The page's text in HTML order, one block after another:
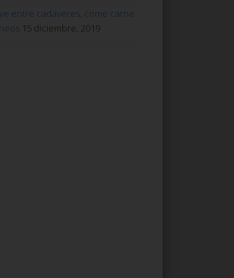
entre cadáveres, come carne
15 diciembre, 2019